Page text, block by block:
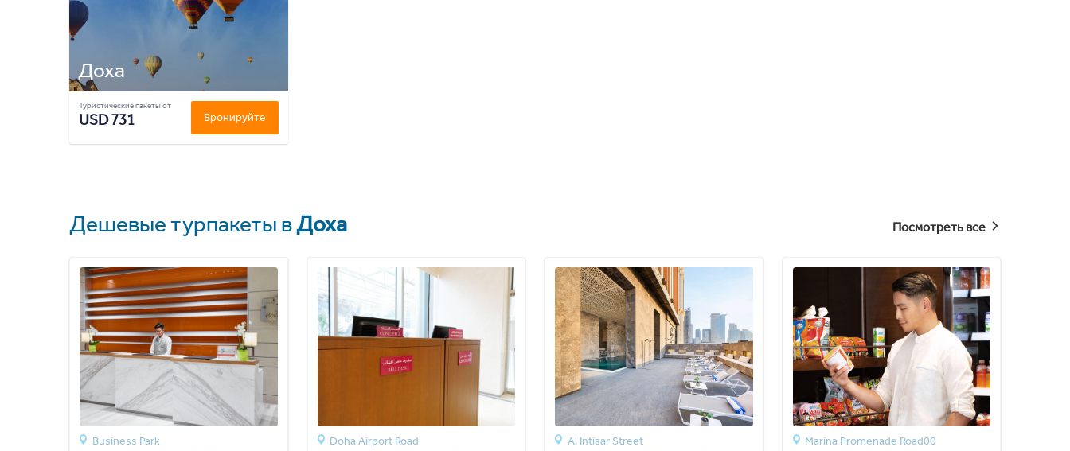
Доха
Туристические пакеты от
USD 731 Бронируйте
Дешевые турпакеты вДоха Посмотреть все
Business Park Doha Airport Road Al Intisar Street Marina Promenade Road00